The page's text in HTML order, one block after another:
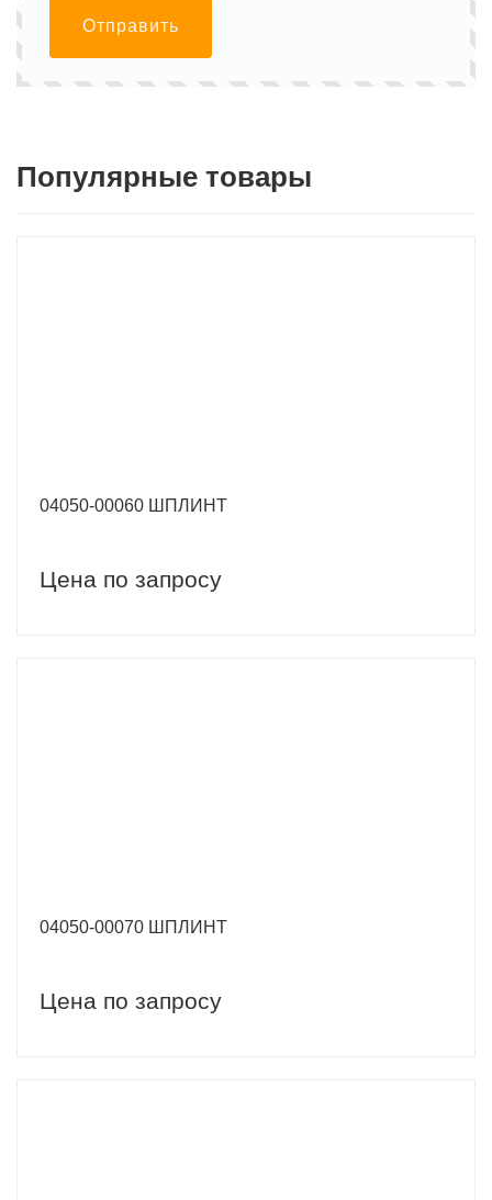
Отправить
Популярные товары
04050-00060 ШПЛИНТ
Цена по запросу
04050-00070 ШПЛИНТ
Цена по запросу